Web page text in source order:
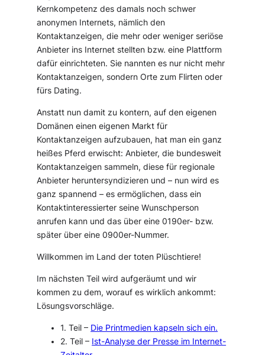
Kernkompetenz des damals noch schwer
anonymen Internets, nämlich den
Kontaktanzeigen, die mehr oder weniger seriöse
Anbieter ins Internet stellten bzw. eine Plattform
dafür einrichteten. Sie nannten es nur nicht mehr
Kontaktanzeigen, sondern Orte zum Flirten oder
fürs Dating.
Anstatt nun damit zu kontern, auf den eigenen
Domänen einen eigenen Markt für
Kontaktanzeigen aufzubauen, hat man ein ganz
heißes Pferd erwischt: Anbieter, die bundesweit
Kontaktanzeigen sammeln, diese für regionale
Anbieter heruntersyndizieren und – nun wird es
ganz spannend – es ermöglichen, dass ein
Kontaktinteressierter seine Wunschperson
anrufen kann und das über eine 0190er- bzw.
später über eine 0900er-Nummer.
Willkommen im Land der toten Plüschtiere!
Im nächsten Teil wird aufgeräumt und wir
kommen zu dem, worauf es wirklich ankommt:
Lösungsvorschläge.
1. Teil – Die Printmedien kapseln sich ein.
2. Teil – Ist-Analyse der Presse im Internet-